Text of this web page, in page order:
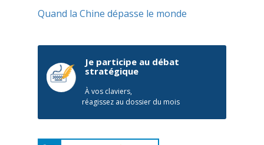
Quand la Chine dépasse le monde
Je participe au débat
stratégique
À vos claviers,
réagissez au dossier du mois